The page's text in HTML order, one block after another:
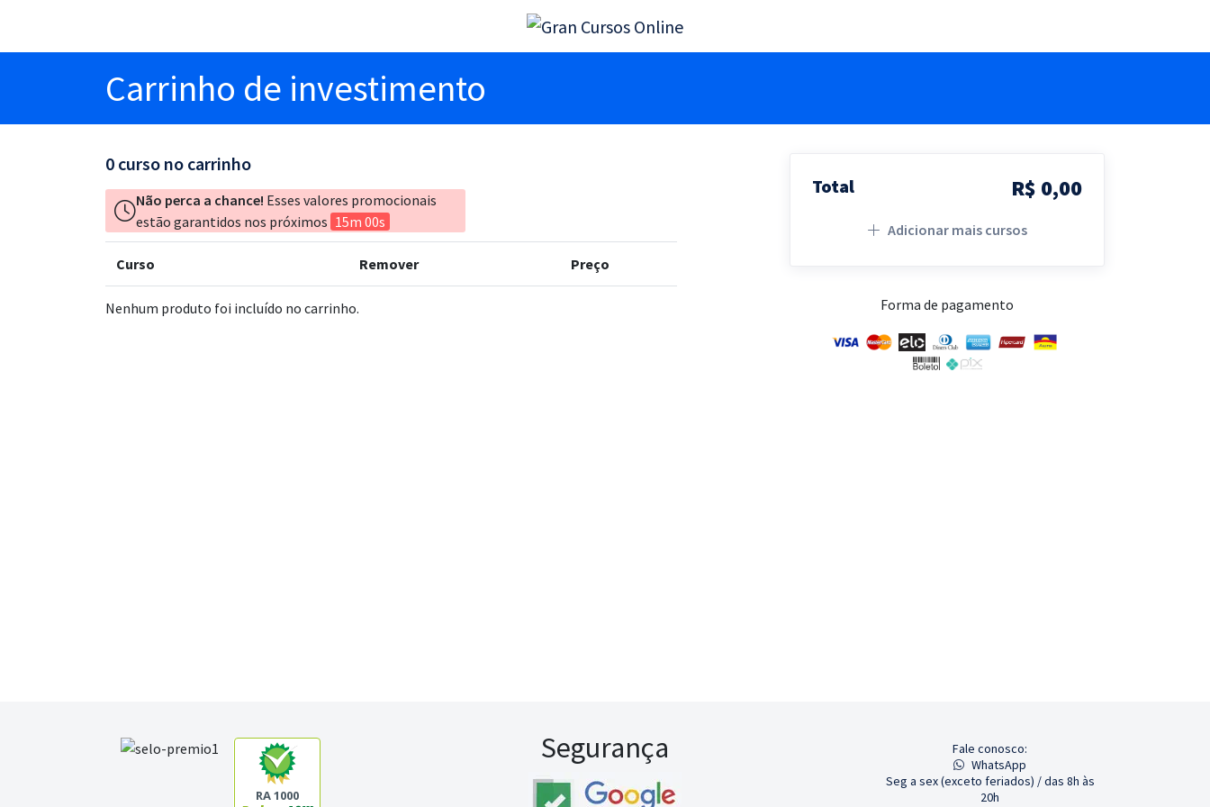
Carrinho de investimento
0 curso no carrinho
Não perca a chance! Esses valores promocionais
estão garantidos nos próximos 15m 00s
Curso Remover Preço
Nenhum produto foi incluído no carrinho.
Total R$ 0,00
Adicionar mais cursos
Forma de pagamento
RA 1000
Segurança
Fale conosco:
WhatsApp
Seg a sex (exceto feriados) / das 8h às
20h